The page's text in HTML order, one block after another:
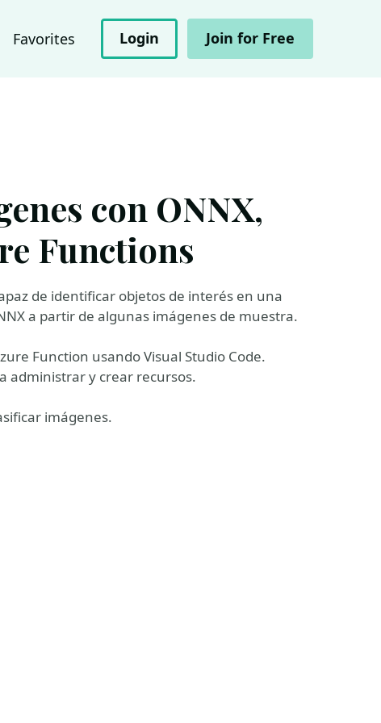
Favorites Login Join for Free
con ONNX,
Functions
de identificar objetos de interés en una
a partir de algunas imágenes de muestra.
Function usando Visual Studio Code.
administrar y crear recursos.
imágenes.